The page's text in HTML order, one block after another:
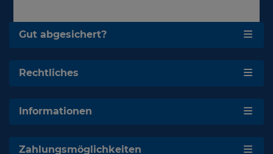
Gut abgesichert?
Rechtliches
Informationen
Zahlungsmöglichkeiten